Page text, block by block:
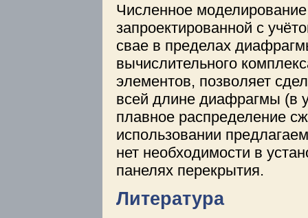
Численное
запроектированной с
свае в пределах
вычислительного
элементов, позволяет
всей длине диафрагмы (в
плавное распределение
использовании
нет необходимости в
панелях перекрытия.
Литература